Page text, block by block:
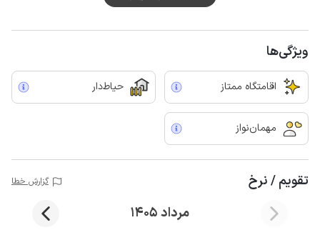
ویژگی‌ها
اقامتگاه ممتاز حیاط‌دار
مهمان‌نواز
تقویم / نرخ گزارش خطا
مرداد 1405